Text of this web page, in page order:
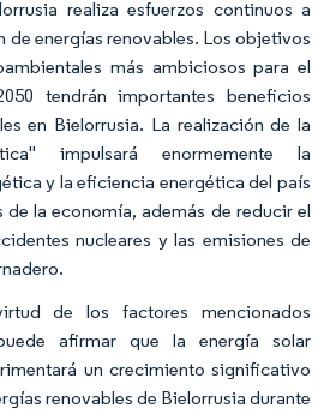
realiza esfuerzos continuos a
de energías renovables. Los objetivos
más ambiciosos para el
tendrán importantes beneficios
en Bielorrusia. La realización de la
impulsará enormemente la
y la eficiencia energética del país
la economía, además de reducir el
nucleares y las emisiones de
de los factores mencionados
afirmar que la energía solar
un crecimiento significativo
renovables de Bielorrusia durante